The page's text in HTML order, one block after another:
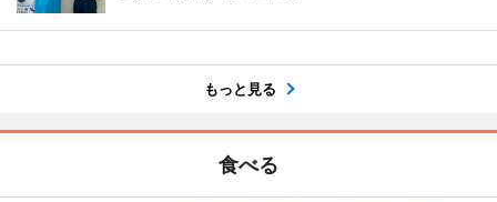
もっと見る
食べる